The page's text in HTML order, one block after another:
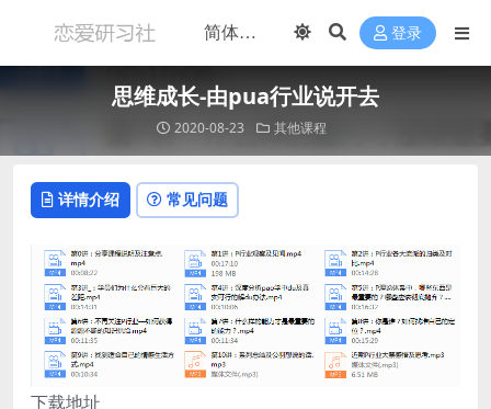
登录
思维成长-由pua行业说开去
2020-08-23 其他课程
详情介绍 常见问题
下载地址